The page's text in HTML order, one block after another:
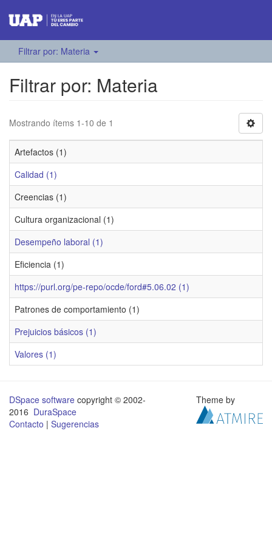
Filtrar por: Materia
Filtrar por: Materia
Mostrando ítems 1-10 de 1
Artefactos (1)
Calidad (1)
Creencias (1)
Cultura organizacional (1)
Desempeño laboral (1)
Eficiencia (1)
https://purl.org/pe-repo/ocde/ford#5.06.02 (1)
Patrones de comportamiento (1)
Prejuicios básicos (1)
Valores (1)
DSpace software copyright © 2002-
2016 DuraSpace
Contacto | Sugerencias
Theme by